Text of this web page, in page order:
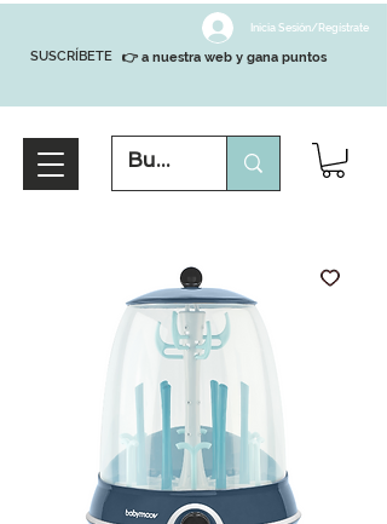
SUSCRÍBETE
Inicia Sesión/Regístrate
👉 a nuestra web y gana puntos